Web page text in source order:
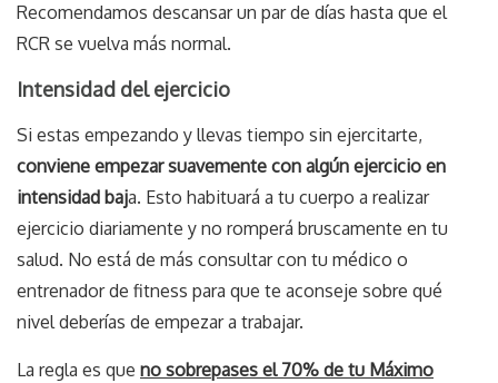
Recomendamos descansar un par de días hasta que el
RCR se vuelva más normal.
Intensidad del ejercicio
Si estas empezando y llevas tiempo sin ejercitarte,
conviene empezar suavemente con algún ejercicio en
intensidad baja. Esto habituará a tu cuerpo a realizar
ejercicio diariamente y no romperá bruscamente en tu
salud. No está de más consultar con tu médico o
entrenador de fitness para que te aconseje sobre qué
nivel deberías de empezar a trabajar.
La regla es que no sobrepases el 70% de tu Máximo